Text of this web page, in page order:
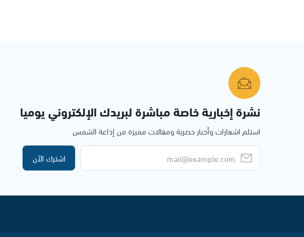
نشرة إخبارية خاصة مباشرة لبريدك الإلكتروني يوميا
استلم اشعارات وأخبار حصرية ومقالات مميزة من إذاعة الشمس
اشترك الآن